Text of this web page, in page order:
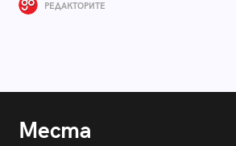
РЕДАКТОРИТЕ
Места